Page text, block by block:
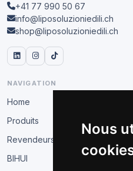
Nous
+41 77 990 50 67
info@liposoluzioniedili.ch
shop@liposoluzioniedili.ch
NAVIGATION
Home
Produits
Revendeurs
BIHUI